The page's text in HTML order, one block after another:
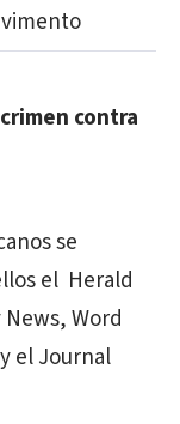
contra
se
el Herald
Word
el Journal